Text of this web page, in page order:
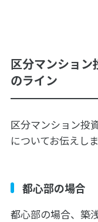
区分マンション
のライン
区分マンション投
についてお伝えしま
都心部の場合
都心部の場合、築